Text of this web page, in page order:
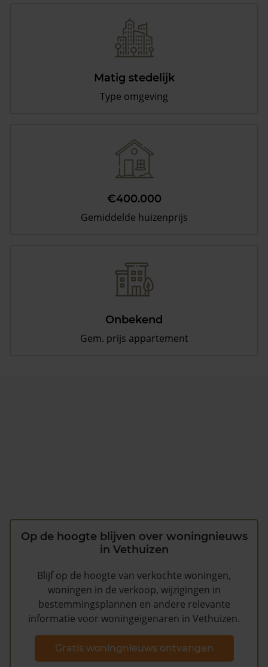
Matig stedelijk
Type omgeving
€400.000
Gemiddelde huizenprijs
Onbekend
Gem. prijs appartement
Op de hoogte blijven over woningnieuws
in Vethuizen
Blijf op de hoogte van verkochte woningen,
woningen in de verkoop, wijzigingen in
bestemmingsplannen en andere relevante
informatie voor woningeigenaren in Vethuizen.
Gratis woningnieuws ontvangen